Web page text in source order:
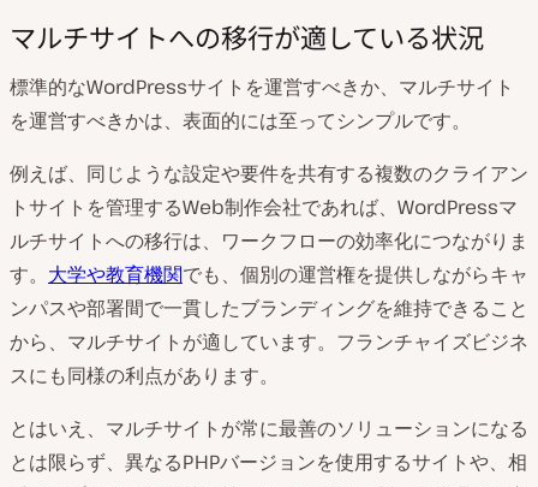
マルチサイトへの移行が適している状況
標準的なWordPressサイトを運営すべきか、マルチサイト
を運営すべきかは、表面的には至ってシンプルです。
例えば、同じような設定や要件を共有する複数のクライアン
トサイトを管理するWeb制作会社であれば、WordPressマ
ルチサイトへの移行は、ワークフローの効率化につながりま
す。 大学や教育機関でも、個別の運営権を提供しながらキャ
ンパスや部署間で一貫したブランディングを維持できること
から、マルチサイトが適しています。フランチャイズビジネ
スにも同様の利点があります。
とはいえ、マルチサイトが常に最善のソリューションになる
とは限らず、異なるPHPバージョンを使用するサイトや、相